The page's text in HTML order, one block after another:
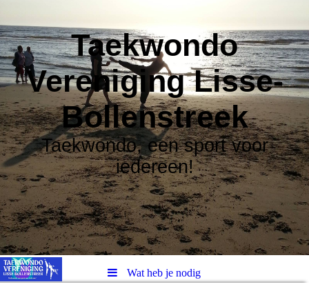
Taekwondo
Vereniging Lisse-
Bollenstreek
Taekwondo, een sport voor
iedereen!
Wat heb je nodig